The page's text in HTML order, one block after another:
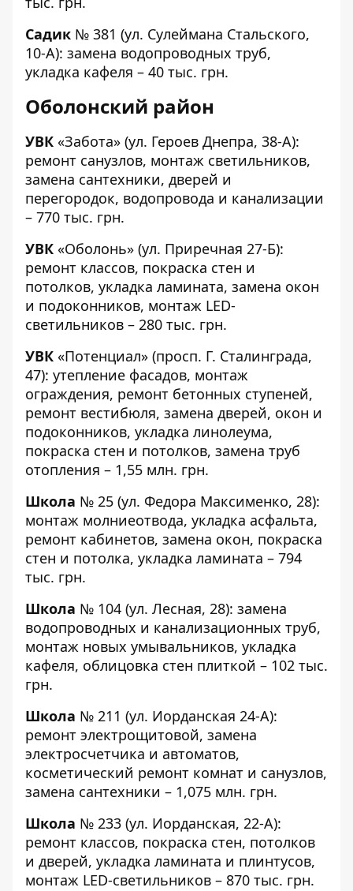
Садик № 381 (ул. Сулеймана Стальского,
10-А): замена водопроводных труб,
укладка кафеля – 40 тыс. грн.
Оболонский район
УВК «Забота» (ул. Героев Днепра, 38-А):
ремонт санузлов, монтаж светильников,
замена сантехники, дверей и
перегородок, водопровода и канализации
– 770 тыс. грн.
УВК «Оболонь» (ул. Приречная 27-Б):
ремонт классов, покраска стен и
потолков, укладка ламината, замена окон
и подоконников, монтаж LED-
светильников – 280 тыс. грн.
УВК «Потенциал» (просп. Г. Сталинграда,
47): утепление фасадов, монтаж
ограждения, ремонт бетонных ступеней,
ремонт вестибюля, замена дверей, окон и
подоконников, укладка линолеума,
покраска стен и потолков, замена труб
отопления – 1,55 млн. грн.
Школа № 25 (ул. Федора Максименко, 28):
монтаж молниеотвода, укладка асфальта,
ремонт кабинетов, замена окон, покраска
стен и потолка, укладка ламината – 794
тыс. грн.
Школа № 104 (ул. Лесная, 28): замена
водопроводных и канализационных труб,
монтаж новых умывальников, укладка
кафеля, облицовка стен плиткой – 102 тыс.
грн.
Школа № 211 (ул. Иорданская 24-А):
ремонт электрощитовой, замена
электросчетчика и автоматов,
косметический ремонт комнат и санузлов,
замена сантехники – 1,075 млн. грн.
Школа № 233 (ул. Иорданская, 22-А):
ремонт классов, покраска стен, потолков
и дверей, укладка ламината и плинтусов,
монтаж LED-светильников – 870 тыс. грн.